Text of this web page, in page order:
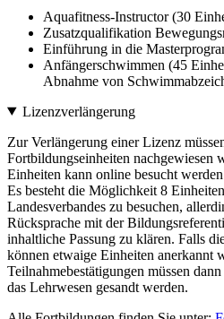
Aquafitness-Instructor (30
Zusatzqualifikation
Einführung in die
Anfängerschwimmen (45
Abnahme von
Lizenzverlängerung
Zur Verlängerung einer Lizenz
Fortbildungseinheiten nachgewiesen
Einheiten kann online besucht
Es besteht die Möglichkeit 8
Landesverbandes zu besuchen,
Rücksprache mit der
inhaltliche Passung zu klären. Falls
können etwaige Einheiten anerkannt
Teilnahmebestätigungen müssen
das Lehrwesen gesandt werden.